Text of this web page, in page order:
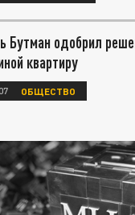
Бутман одобрил
квартиру
ОБЩЕСТВО